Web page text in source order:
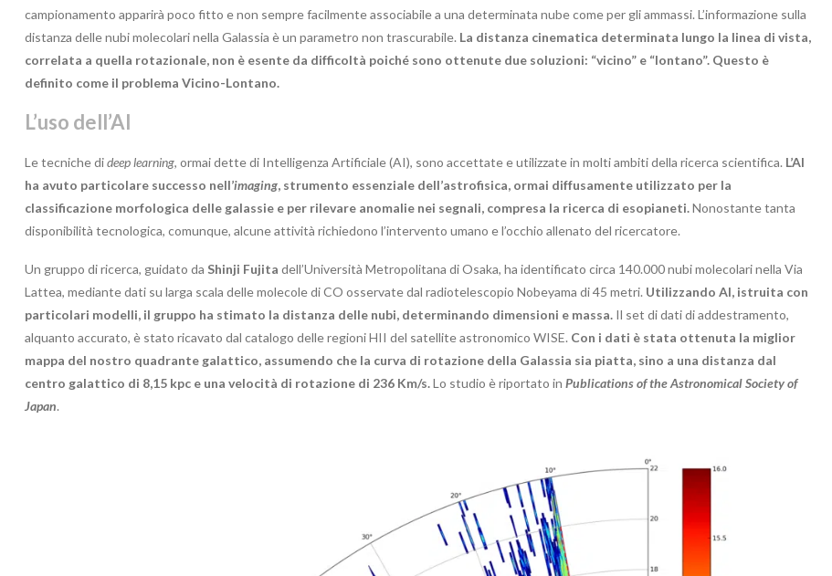
campionamento apparirà poco fitto e non sempre facilmente associabile a una determinata nube come per gli ammassi. L’informazione sulla
distanza delle nubi molecolari nella Galassia è un parametro non trascurabile. La distanza cinematica determinata lungo la linea di vista,
correlata a quella rotazionale, non è esente da difficoltà poiché sono ottenute due soluzioni: “vicino” e “lontano”. Questo è
definito come il problema Vicino-Lontano.
L’uso dell’AI
Le tecniche dideep learning, ormai dette di Intelligenza Artificiale (AI), sono accettate e utilizzate in molti ambiti della ricerca scientifica. L’AI
ha avuto particolare successo nell’imaging, strumento essenziale dell’astrofisica, ormai diffusamente utilizzato per la
classificazione morfologica delle galassie e per rilevare anomalie nei segnali, compresa la ricerca di esopianeti.Nonostante tanta
disponibilità tecnologica, comunque, alcune attività richiedono l’intervento umano e l’occhio allenato del ricercatore.
Un gruppo di ricerca, guidato da Shinji Fujita dell’Università Metropolitana di Osaka, ha identificato circa 140.000 nubi molecolari nella Via
Lattea, mediante dati su larga scala delle molecole di CO osservate dal radiotelescopio Nobeyama di 45 metri. Utilizzando AI, istruita con
particolari modelli, il gruppo ha stimato la distanza delle nubi, determinando dimensioni e massa. Il set di dati di addestramento,
alquanto accurato, è stato ricavato dal catalogo delle regioni HII del satellite astronomico WISE. Con i dati è stata ottenuta la miglior
mappa del nostro quadrante galattico, assumendo che la curva di rotazione della Galassia sia piatta, sino a una distanza dal
centro galattico di 8,15 kpc e una velocità di rotazione di 236 Km/s.Lo studio è riportato in Publications of the Astronomical Society of
Japan.